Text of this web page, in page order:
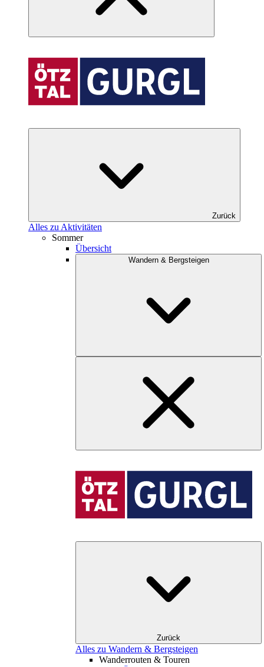
Zurück
Alles zu Aktivitäten
Sommer
Übersicht
Wandern & Bergsteigen
Zurück
Alles zu Wandern & Bergsteigen
Wanderrouten & Touren